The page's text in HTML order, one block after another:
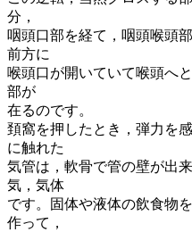
分，
咽頭口部を経て，咽頭喉頭
前方に
喉頭口が開いていて喉頭へ
部が
在るのです。
頚窩を押したとき，弾力を
に触れた
気管は，軟骨で管の壁が出
気，気体
です。固体や液体の飲食物
作って，